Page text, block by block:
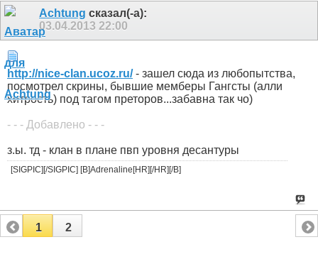
Achtung сказал(-а):
03.04.2013 22:00
http://nice-clan.ucoz.ru/- зашел сюда из любопытства,
посмотрел скрины, бывшие мемберы Гангсты (алли
хитрость) под тагом преторов...забавна так чо)
- - - Добавлено - - -
з.ы. тд - клан в плане пвп уровня десантуры
[SIGPIC][/SIGPIC] [B]Adrenaline[HR][/HR][/B]
1 2